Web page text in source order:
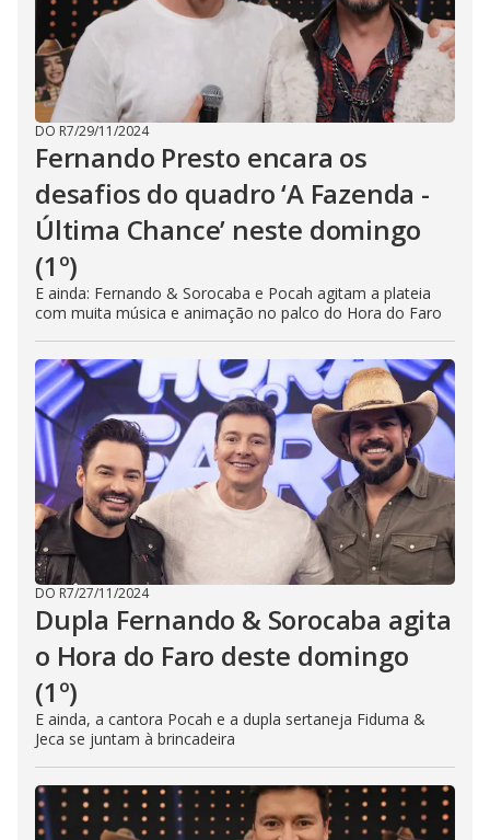
DO R7/29/11/2024
Fernando Presto encara os
desafios do quadro ‘A Fazenda -
Última Chance’ neste domingo
(1º)
E ainda: Fernando & Sorocaba e Pocah agitam a plateia
com muita música e animação no palco do Hora do Faro
DO R7/27/11/2024
Dupla Fernando & Sorocaba agita
o Hora do Faro deste domingo
(1º)
E ainda, a cantora Pocah e a dupla sertaneja Fiduma &
Jeca se juntam à brincadeira